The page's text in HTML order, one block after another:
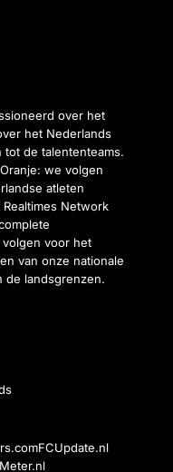
over het
het Nederlands
de talententeams.
we volgen
atleten
Network
voor het
van onze nationale
de landsgrenzen.
FCUpdate.nl